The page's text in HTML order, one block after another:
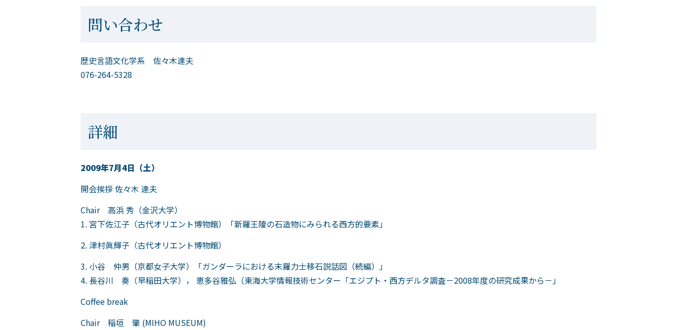
問い合わせ
歴史言語文化学系 佐々木達夫
076-264-5328
詳細
2009年7月4日（土）
開会挨拶 佐々木 達夫
Chair 高浜 秀（金沢大学）
1. 宮下佐江子（古代オリエント博物館）「新羅王陵の石造物にみられる西方的要素」
2. 津村眞輝子（古代オリエント博物館）
3. 小谷 仲男（京都女子大学）「ガンダーラにおける末羅力士移石説話図（続編）」
4. 長谷川 奏（早稲田大学）， 恵多谷雅弘（東海大学情報技術センター「エジプト・西方デルタ調査－2008年度の研究成果から－」
Coffee break
Chair 稲垣 肇 (MIHO MUSEUM)